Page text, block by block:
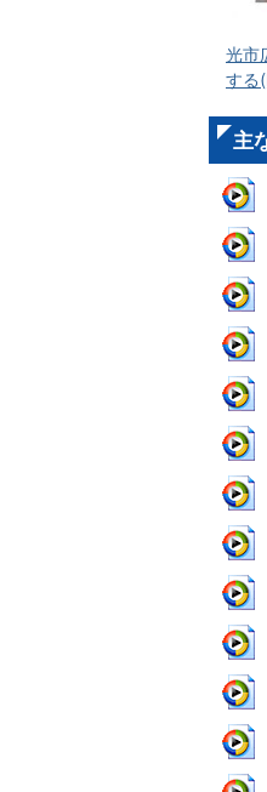
光市
する
主